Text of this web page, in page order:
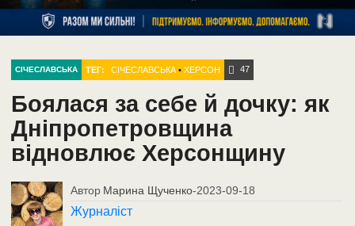
СІЧЕСЛАВСЬКА ТЕГ: СІЧЕСЛАВСЬКА •ХЕРСОН 47
Боялася за себе й дочку: як
Дніпропетровщина
відновлює Херсонщину
Автор Марина Щученко-2023-09-18
Журналіст